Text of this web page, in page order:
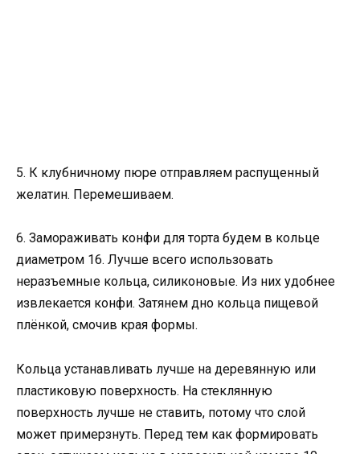
5. К клубничному пюре отправляем распущенный
желатин. Перемешиваем.
6. Замораживать конфи для торта будем в кольце
диаметром 16. Лучше всего использовать
неразъемные кольца, силиконовые. Из них удобнее
извлекается конфи. Затянем дно кольца пищевой
плёнкой, смочив края формы.
Кольца устанавливать лучше на деревянную или
пластиковую поверхность. На стеклянную
поверхность лучше не ставить, потому что слой
может примерзнуть. Перед тем как формировать